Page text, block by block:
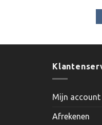
Mijn account
Afrekenen